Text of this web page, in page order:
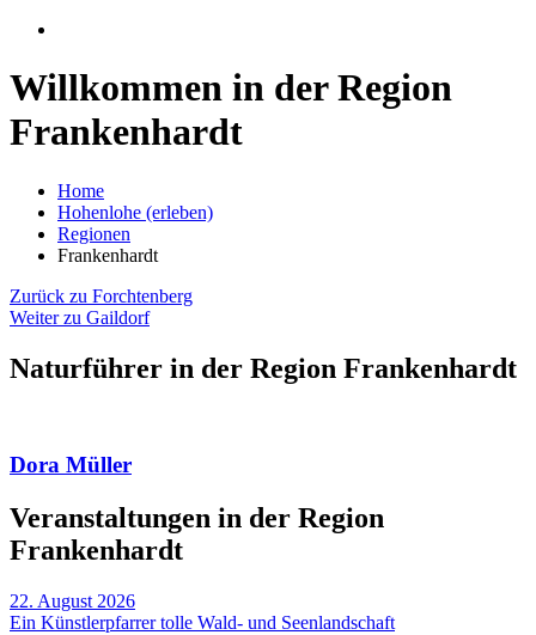
Willkommen in der Region
Frankenhardt
Home
Hohenlohe (erleben)
Regionen
Frankenhardt
Zurück zu Forchtenberg
Weiter zu Gaildorf
Naturführer in der Region Frankenhardt
Dora Müller
Veranstaltungen in der Region
Frankenhardt
22. August 2026
Ein Künstlerpfarrer tolle Wald- und Seenlandschaft